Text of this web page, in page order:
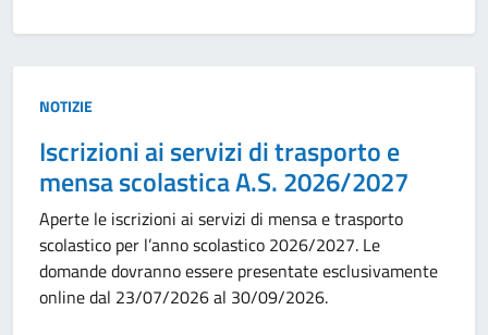
Tipo:
NOTIZIE
Iscrizioni ai servizi di trasporto e
mensa scolastica A.S. 2026/2027
Aperte le iscrizioni ai servizi di mensa e trasporto
scolastico per l’anno scolastico 2026/2027. Le
domande dovranno essere presentate esclusivamente
online dal 23/07/2026 al 30/09/2026.